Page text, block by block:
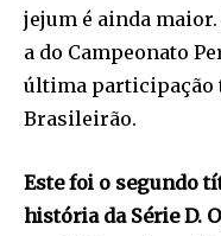
jejum é ainda
a do Campeonato
última participação
Brasileirão.
Este foi o segundo
história da Série D.